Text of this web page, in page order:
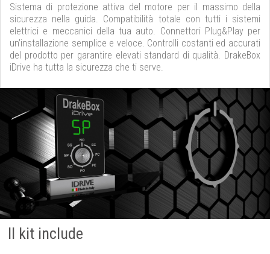
Sistema di protezione attiva del motore per il massimo della
sicurezza nella guida. Compatibilità totale con tutti i sistemi
elettrici e meccanici della tua auto. Connettori Plug&Play per
un’installazione semplice e veloce. Controlli costanti ed accurati
del prodotto per garantire elevati standard di qualità. DrakeBox
iDrive ha tutta la sicurezza che ti serve.
Il kit include